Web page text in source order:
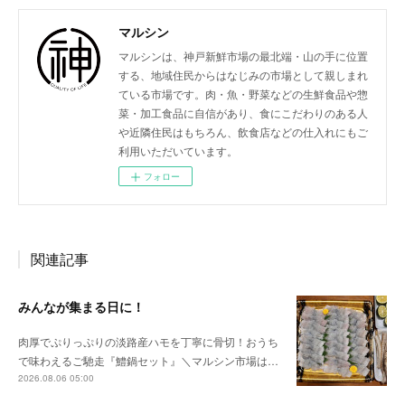
マルシン
マルシンは、神戸新鮮市場の最北端・山の手に位置
する、地域住民からはなじみの市場として親しまれ
ている市場です。肉・魚・野菜などの生鮮食品や惣
菜・加工食品に自信があり、食にこだわりのある人
や近隣住民はもちろん、飲食店などの仕入れにもご
利用いただいています。
フォロー
関連記事
みんなが集まる日に！
肉厚でぷりっぷりの淡路産ハモを丁寧に骨切！おうち
で味わえるご馳走『鱧鍋セット』＼マルシン市場は…
2026.08.06 05:00